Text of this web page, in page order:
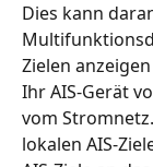
Dies kann
Zielen
Ihr AIS-Gerät
vom
lokalen AIS-